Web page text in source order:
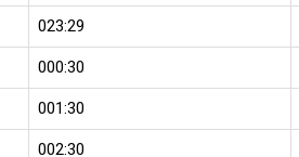
023:29
000:30
001:30
002:30